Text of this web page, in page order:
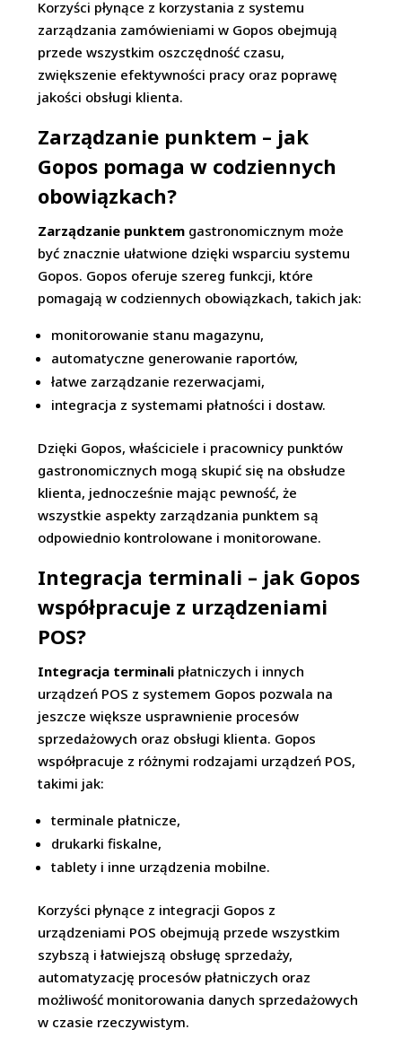
Korzyści płynące z korzystania z systemu
zarządzania zamówieniami w Gopos obejmują
przede wszystkim oszczędność czasu,
zwiększenie efektywności pracy oraz poprawę
jakości obsługi klienta.
Zarządzanie punktem – jak
Gopos pomaga w codziennych
obowiązkach?
Zarządzanie punktem gastronomicznym może
być znacznie ułatwione dzięki wsparciu systemu
Gopos. Gopos oferuje szereg funkcji, które
pomagają w codziennych obowiązkach, takich jak:
monitorowanie stanu magazynu,
automatyczne generowanie raportów,
łatwe zarządzanie rezerwacjami,
integracja z systemami płatności i dostaw.
Dzięki Gopos, właściciele i pracownicy punktów
gastronomicznych mogą skupić się na obsłudze
klienta, jednocześnie mając pewność, że
wszystkie aspekty zarządzania punktem są
odpowiednio kontrolowane i monitorowane.
Integracja terminali – jak Gopos
współpracuje z urządzeniami
POS?
Integracja terminali płatniczych i innych
urządzeń POS z systemem Gopos pozwala na
jeszcze większe usprawnienie procesów
sprzedażowych oraz obsługi klienta. Gopos
współpracuje z różnymi rodzajami urządzeń POS,
takimi jak:
terminale płatnicze,
drukarki fiskalne,
tablety i inne urządzenia mobilne.
Korzyści płynące z integracji Gopos z
urządzeniami POS obejmują przede wszystkim
szybszą i łatwiejszą obsługę sprzedaży,
automatyzację procesów płatniczych oraz
możliwość monitorowania danych sprzedażowych
w czasie rzeczywistym.